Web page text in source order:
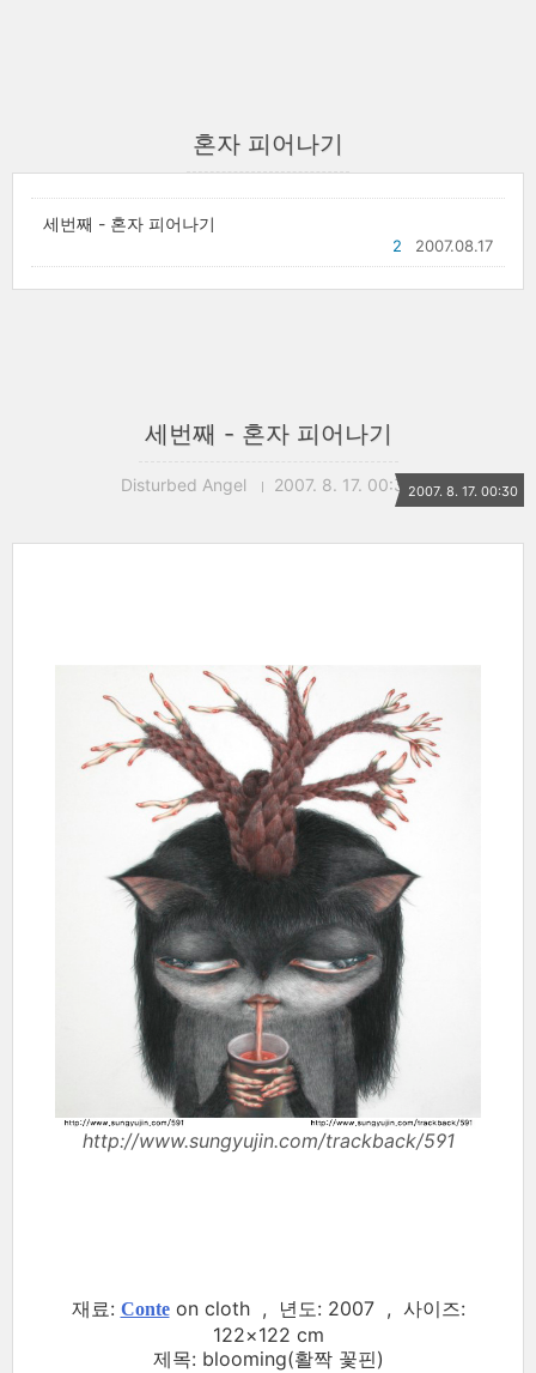
혼자 피어나기
세번째 - 혼자 피어나기
2007.08.17
2
세번째 - 혼자 피어나기
Disturbed Angel 2007. 8. 17. 00:302007. 8. 17. 00:30
http://www.sungyujin.com/trackback/591
재료: Conteon cloth , 년도: 2007 , 사이즈:
122×122 cm
제목: blooming(활짝 꽃핀)